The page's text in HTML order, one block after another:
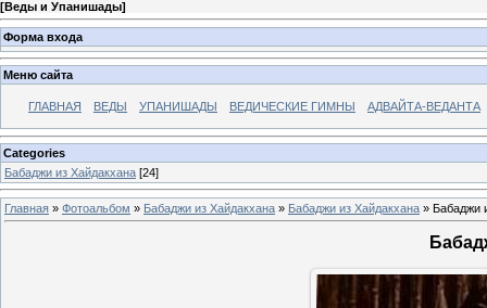
[Веды и Упанишады]
Форма входа
Меню сайта
ГЛАВНАЯ ВЕДЫ УПАНИШАДЫ ВЕДИЧЕСКИЕ ГИМНЫ АДВАЙТА-ВЕДАНТА
Categories
Бабаджи из Хайдакхана [24]
Главная » Фотоальбом » Бабаджи из Хайдакхана » Бабаджи из Хайдакхана » Бабаджи